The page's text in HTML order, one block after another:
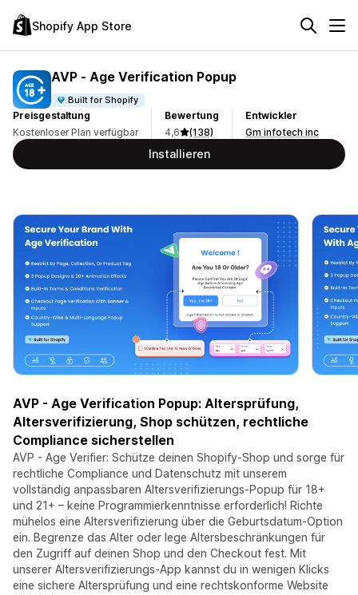
Shopify App Store
AVP ‑ Age Verification Popup
Built for Shopify
Preisgestaltung
Kostenloser Plan verfügbar
Bewertung
4,6
(138)
Entwickler
Gm infotech inc
Installieren
AVP - Age Verification Popup: Altersprüfung,
Altersverifizierung, Shop schützen, rechtliche
Compliance sicherstellen
AVP - Age Verifier: Schütze deinen Shopify-Shop und sorge für
rechtliche Compliance und Datenschutz mit unserem
vollständig anpassbaren Altersverifizierungs-Popup für 18+
und 21+ – keine Programmierkenntnisse erforderlich! Richte
mühelos eine Altersverifizierung über die Geburtsdatum-Option
ein. Begrenze das Alter oder lege Altersbeschränkungen für
den Zugriff auf deinen Shop und den Checkout fest. Mit
unserer Altersverifizierungs-App kannst du in wenigen Klicks
eine sichere Altersprüfung und eine rechtskonforme Website